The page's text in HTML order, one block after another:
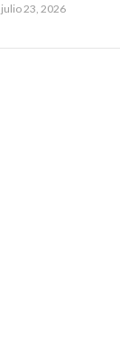
julio 23, 2026